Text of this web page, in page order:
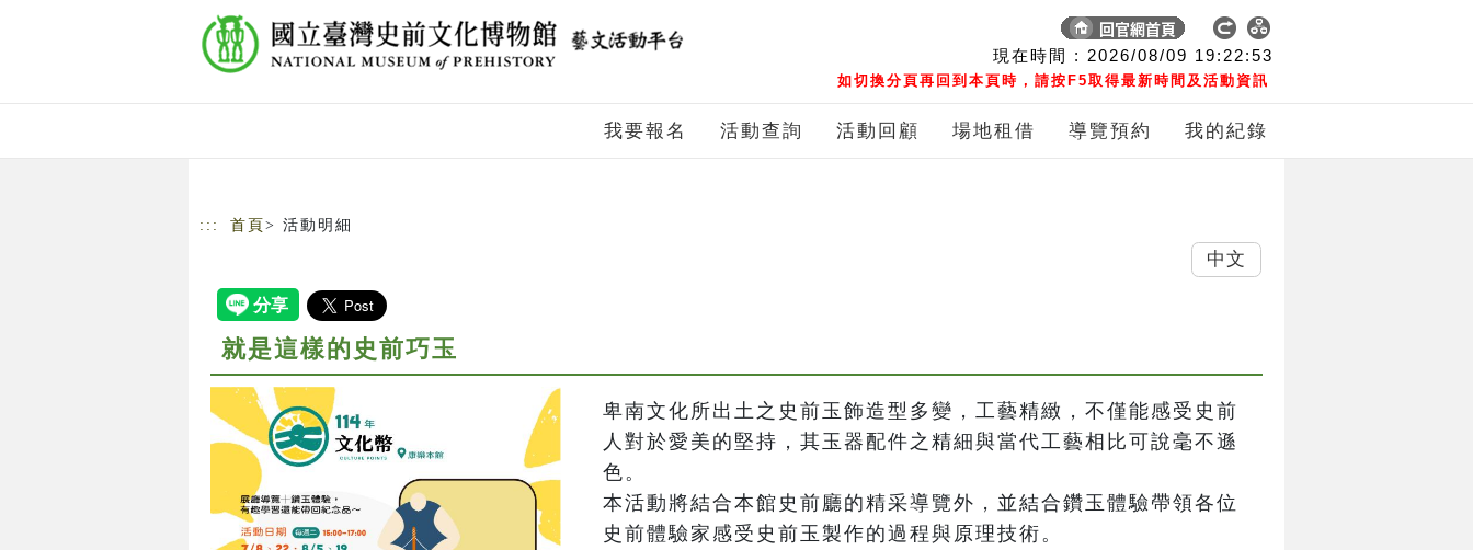
現在時間 : 2026/08/09 19:22:53
如切換分頁再回到本頁時，請按F5取得最新時間及活動資訊
我要報名 活動查詢 活動回顧 場地租借 導覽預約 我的紀錄
::: 首頁 > 活動明細
就是這樣的史前巧玉
卑南文化所出土之史前玉飾造型多變，工藝精緻，不僅能感受史前
人對於愛美的堅持，其玉器配件之精細與當代工藝相比可說毫不遜
色。
本活動將結合本館史前廳的精采導覽外，並結合鑽玉體驗帶領各位
史前體驗家感受史前玉製作的過程與原理技術。